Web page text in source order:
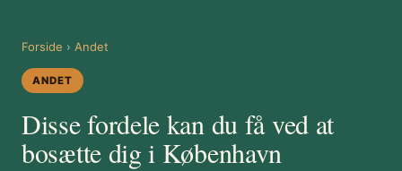
Forside › Andet
ANDET
Disse fordele kan du få ved at
bosætte dig i København